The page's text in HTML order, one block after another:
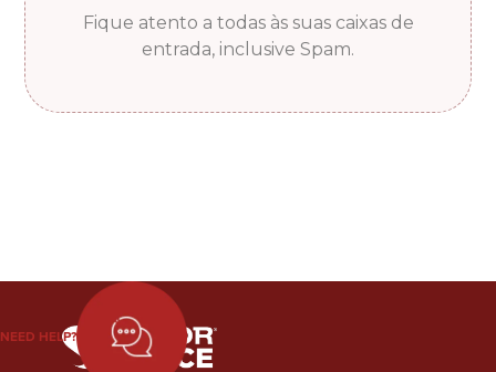
Fique atento a todas às suas caixas de
entrada, inclusive Spam.
NEED HELP?